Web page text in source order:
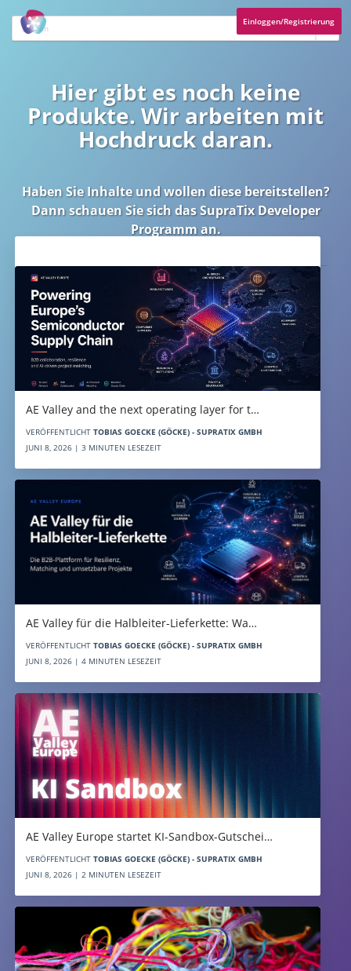
Einloggen/Registrierung
Hier gibt es noch keine
Produkte. Wir arbeiten mit
Hochdruck daran.
Haben Sie Inhalte und wollen diese bereitstellen?
Dann schauen Sie sich dasSupraTix Developer
Programman.
AE Valley and the next operating layer for t…
VERÖFFENTLICHT TOBIAS GOECKE (GÖCKE) - SUPRATIX GMBH
JUNI 8, 2026 | 3 MINUTEN LESEZEIT
AE Valley für die Halbleiter-Lieferkette: Wa…
VERÖFFENTLICHT TOBIAS GOECKE (GÖCKE) - SUPRATIX GMBH
JUNI 8, 2026 | 4 MINUTEN LESEZEIT
AE Valley Europe startet KI-Sandbox-Gutschei…
VERÖFFENTLICHT TOBIAS GOECKE (GÖCKE) - SUPRATIX GMBH
JUNI 8, 2026 | 2 MINUTEN LESEZEIT